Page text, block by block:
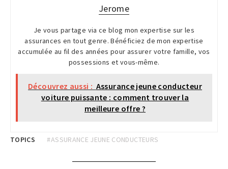
Jerome
Je vous partage via ce blog mon expertise sur les
assurances en tout genre. Bénéficiez de mon expertise
accumulée au fil des années pour assurer votre famille, vos
possessions et vous-même.
Découvrez aussi : Assurance jeune conducteur
voiture puissante : comment trouver la
meilleure offre ?
TOPICS #ASSURANCE JEUNE CONDUCTEURS